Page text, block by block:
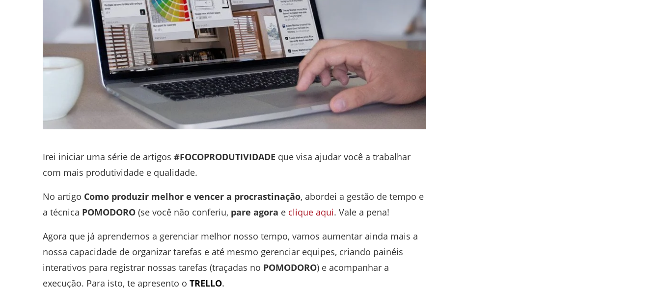
Irei iniciar uma série de artigos #FOCOPRODUTIVIDADE que visa ajudar você a trabalhar
com mais produtividade e qualidade.
No artigo Como produzir melhor e vencer a procrastinação, abordei a gestão de tempo e
a técnica POMODORO (se você não conferiu, pare agora e clique aqui. Vale a pena!
Agora que já aprendemos a gerenciar melhor nosso tempo, vamos aumentar ainda mais a
nossa capacidade de organizar tarefas e até mesmo gerenciar equipes, criando painéis
interativos para registrar nossas tarefas (traçadas no POMODORO) e acompanhar a
execução. Para isto, te apresento o TRELLO.